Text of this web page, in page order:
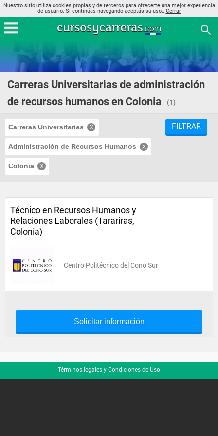
Nuestro sitio utiliza cookies propias y de terceros para ofrecerte una mejor experiencia
de usuario. Si continúas navegando aceptás su uso.. Cerrar
Carreras Universitarias de administración
de recursos humanos en Colonia
(1)
Carreras Universitarias
Administración de Recursos Humanos
Colonia
FILTRAR
Técnico en Recursos Humanos y
Relaciones Laborales (Tarariras,
Colonia)
Centro Politécnico del Cono Sur
Solicitar información
Términos legales y Condiciones de Uso